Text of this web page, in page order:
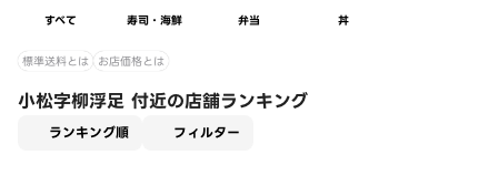
すべて 寿司・海鮮 弁当 丼
標準送料とは お店価格とは
小松字柳浮足 付近の店舗ランキング
ランキング順 フィルター